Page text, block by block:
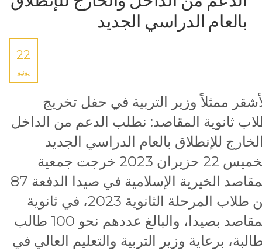
بالعام الدراسي الجديد
22
يونيو
ممثلاً وزير التربية في حفل تخريج
ثانوية المقاصد: نطلب الدعم من الداخل
للإنطلاق بالعام الدراسي الجديد
الخميس 22 حزيران 2023 خرجت جمعية
المقاصد الخيرية الإسلامية في صيدا الدفعة 87
من طلاب المرحلة الثانوية 2023، في ثانوية
المقاصد بصيدا، والبالغ عددهم نحو 100 طالب
برعاية وزير التربية والتعليم العالي في